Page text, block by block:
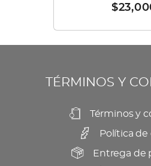
elegir
producto
$
variantes.
Las
se
elegir
página
TÉRMINOS Y
Términos y
Política
Entrega de